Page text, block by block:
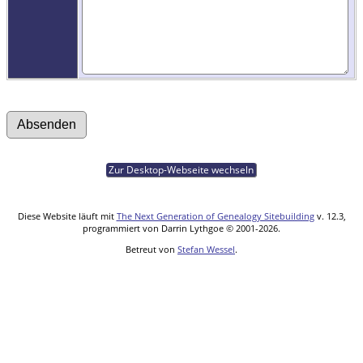
Zur Desktop-Webseite wechseln
Diese Website läuft mit The Next Generation of Genealogy Sitebuildingv. 12.3,
programmiert von Darrin Lythgoe © 2001-2026.
Betreut von Stefan Wessel.